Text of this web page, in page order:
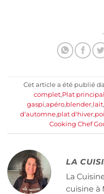
Cet article a été publié
complet,Plat principal
gaspi,apéro,blender,lait,
d'automne,plat d'hiver,
Cooking Chef
LA
La
cuisine à